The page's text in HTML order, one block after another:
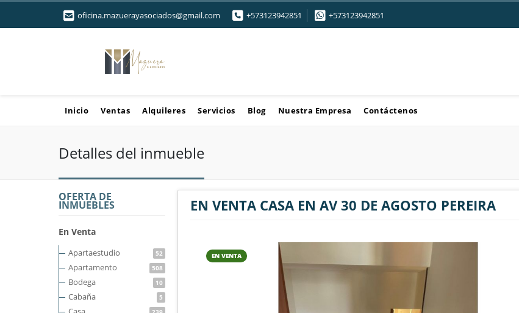
oficina.mazuerayasociados@gmail.com +573123942851 +573123942851
Inicio Ventas Alquileres Servicios Blog Nuestra Empresa Contáctenos
Detalles del inmueble
OFERTA DE
INMUEBLES
En Venta
Apartaestudio 52
Apartamento 508
Bodega 10
Cabaña 5
EN VENTA CASA EN AV 30 DE AGOSTO PEREIRA
EN VENTA